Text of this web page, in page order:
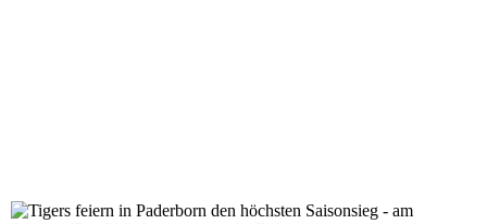
Tigers feiern in Paderborn den höchsten Saisonsieg -